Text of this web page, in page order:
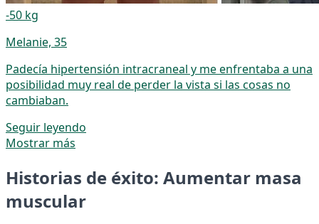
-50 kg
Melanie, 35
Padecía hipertensión intracraneal y me enfrentaba a una
posibilidad muy real de perder la vista si las cosas no
cambiaban.
Seguir leyendo
Mostrar más
Historias de éxito: Aumentar masa
muscular